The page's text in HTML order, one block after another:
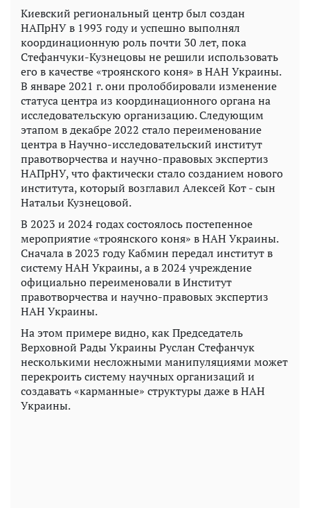
Киевский региональный центр был создан
НАПрНУ в 1993 году и успешно выполнял
координационную роль почти 30 лет, пока
Стефанчуки-Кузнецовы не решили использовать
его в качестве «троянского коня» в НАН Украины.
В январе 2021 г. они пролоббировали изменение
статуса центра из координационного органа на
исследовательскую организацию. Следующим
этапом в декабре 2022 стало переименование
центра в Научно-исследовательский институт
правотворчества и научно-правовых экспертиз
НАПрНУ, что фактически стало созданием нового
института, который возглавил Алексей Кот - сын
Натальи Кузнецовой.
В 2023 и 2024 годах состоялось постепенное
мероприятие «троянского коня» в НАН Украины.
Сначала в 2023 году Кабмин передал институт в
систему НАН Украины, а в 2024 учреждение
официально переименовали в Институт
правотворчества и научно-правовых экспертиз
НАН Украины.
На этом примере видно, как Председатель
Верховной Рады Украины Руслан Стефанчук
несколькими несложными манипуляциями может
перекроить систему научных организаций и
создавать «карманные» структуры даже в НАН
Украины.